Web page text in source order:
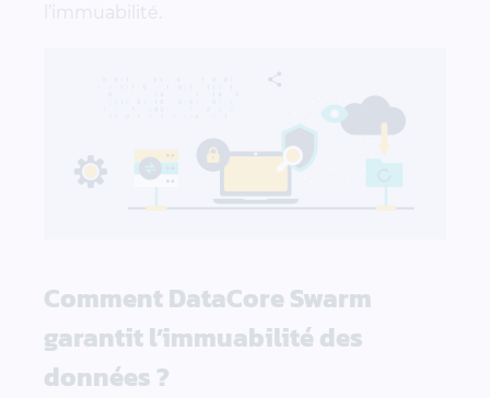
l’immuabilité.
Comment DataCore Swarm
garantit l’immuabilité des
données ?